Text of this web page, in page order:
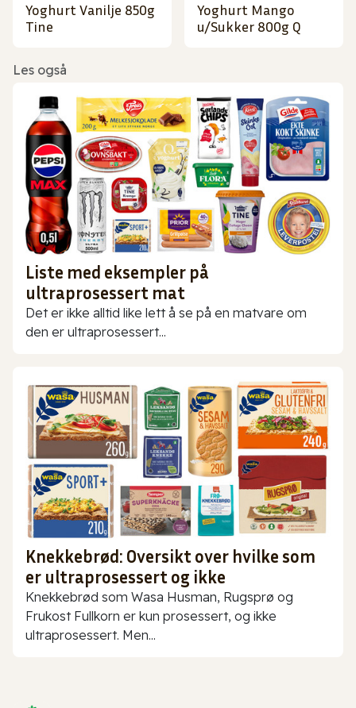
Yoghurt Vanilje 850g
Tine
Yoghurt Mango
u/Sukker 800g Q
Les også
Liste med eksempler på
ultraprosessert mat
Det er ikke alltid like lett å se på en matvare om
den er ultraprosessert...
Knekkebrød: Oversikt over hvilke som
er ultraprosessert og ikke
Knekkebrød som Wasa Husman, Rugsprø og
Frukost Fullkorn er kun prosessert, og ikke
ultraprosessert. Men...